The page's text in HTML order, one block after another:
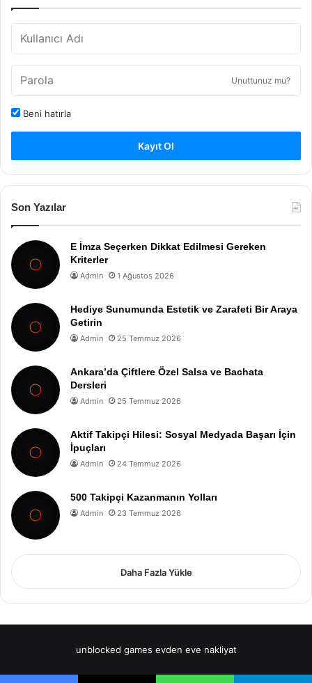
Unuttunuz mu?
Beni hatırla
Kayıt Ol
Son Yazılar
E İmza Seçerken Dikkat Edilmesi Gereken
Kriterler
Admin 1 Ağustos 2026
Hediye Sunumunda Estetik ve Zarafeti Bir Araya
Getirin
Admin 25 Temmuz 2026
Ankara’da Çiftlere Özel Salsa ve Bachata
Dersleri
Admin 25 Temmuz 2026
Aktif Takipçi Hilesi: Sosyal Medyada Başarı İçin
İpuçları
Admin 24 Temmuz 2026
500 Takipçi Kazanmanın Yolları
Admin 23 Temmuz 2026
Daha Fazla Yükle
unblocked games evden eve nakliyat